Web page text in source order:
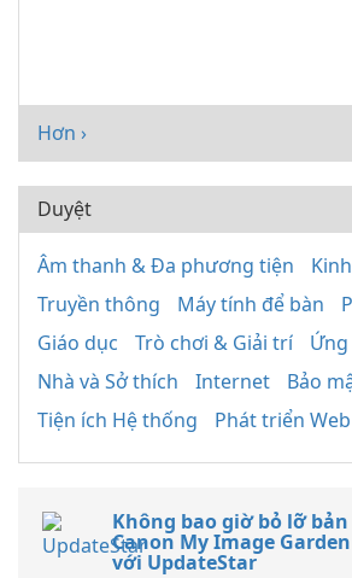
Hơn ›
Duyệt
Âm thanh & Đa phương tiện
Truyền thông
Máy tính để bàn
Giáo dục
Trò chơi & Giải trí
Nhà và Sở thích
Internet Bảo
Tiện ích Hệ thống
Phát triển Web
Không bao giờ bỏ lỡ
Canon My Image
với UpdateStar